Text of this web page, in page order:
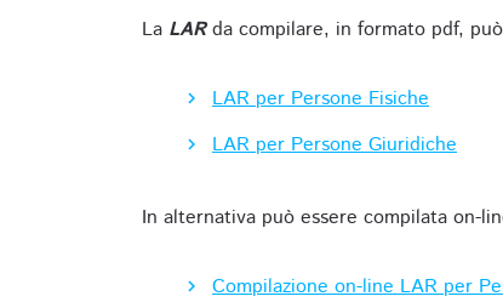
La LARda compilare, in formato pdf,
LAR per Persone Fisiche
LAR per Persone Giuridiche
In alternativa può essere compilata on-
Compilazione on-line LAR per